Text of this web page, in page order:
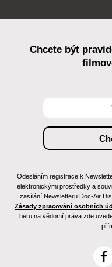
Chcete být
Odesláním registrace k
elektronickými prostředky a
zasílání Newsletteru Doc-Air
Zásady zpracování osobních
beru na vědomí práva zde
F